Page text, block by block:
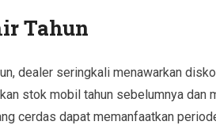
Tahun
dealer seringkali menawarkan
stok mobil tahun sebelumnya dan
cerdas dapat memanfaatkan